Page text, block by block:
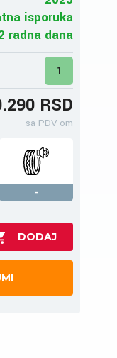
isporuka
radna dana
1
RSD
sa PDV-om
-